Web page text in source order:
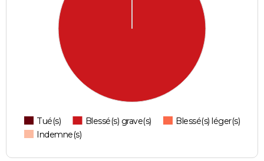
Tué(s) Blessé(s) grave(s)
Blessé(s) léger(s)
Indemne(s)